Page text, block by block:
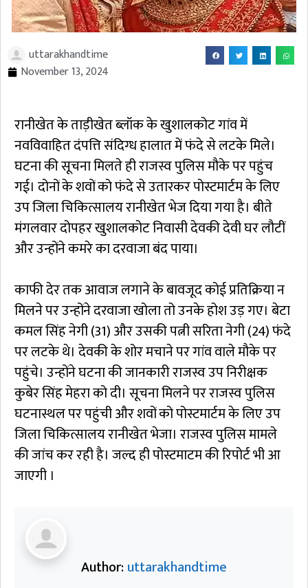
uttarakhandtime
November 13, 2024
रानीखेत के ताड़ीखेत ब्लॉक के खुशालकोट गांव में
नवविवाहित दंपत्ति संदिग्ध हालात में फंदे से लटके मिले।
घटना की सूचना मिलते ही राजस्व पुलिस मौके पर पहुंच
गई। दोनों के शवों को फंदे से उतारकर पोस्टमार्टम के लिए
उप जिला चिकित्सालय रानीखेत भेज दिया गया है। बीते
मंगलवार दोपहर खुशालकोट निवासी देवकी देवी घर लौटीं
और उन्होंने कमरे का दरवाजा बंद पाया।
काफी देर तक आवाज लगाने के बावजूद कोई प्रतिक्रिया न
मिलने पर उन्होंने दरवाजा खोला तो उनके होश उड़ गए। बेटा
कमल सिंह नेगी (31) और उसकी पत्नी सरिता नेगी (24) फंदे
पर लटके थे। देवकी के शोर मचाने पर गांव वाले मौके पर
पहुंचे। उन्होंने घटना की जानकारी राजस्व उप निरीक्षक
कुबेर सिंह मेहरा को दी। सूचना मिलने पर राजस्व पुलिस
घटनास्थल पर पहुंची और शवों को पोस्टमार्टम के लिए उप
जिला चिकित्सालय रानीखेत भेजा। राजस्व पुलिस मामले
की जांच कर रही है। जल्द ही पोस्टमाटम की रिपोर्ट भी आ
जाएगी ।
Author:uttarakhandtime